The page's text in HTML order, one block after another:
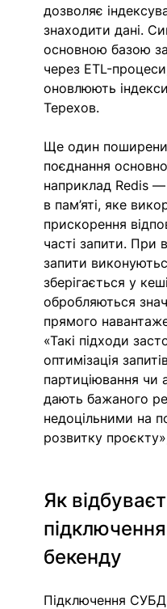
дозволяє
знаходити дані.
основною базою
через ETL-
оновлюють
Терехов.
Ще один
поєднання
наприклад Redis
в пам’яті, яке
прискорення
часті запити. При
запити
зберігається у
обробляються
прямого
«Такі підходи
оптимізація
партиціювання чи
дають бажаного
недоцільними на
розвитку
Як
бекенду
Підключення